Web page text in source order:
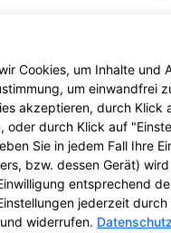
schlichter.de
Apotheke
Cookies, um Inhalte und
um einwandfrei
akzeptieren, durch
durch Klick auf
Sie in jedem Fall Ihre
bzw. dessen Gerät)
entsprechend
jederzeit
widerrufen. Datenschutz